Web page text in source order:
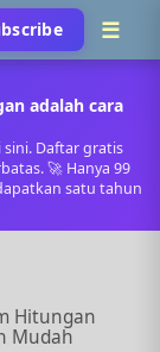
adalah cara
Daftar gratis
🚀 Hanya 99
satu tahun
Hitungan
Mudah